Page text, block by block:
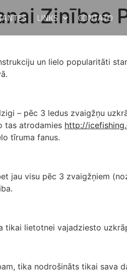
LINKS CONTATO
Zinības
un lielo popularitāti
– pēc 3 ledus zvaigžņu
tas atrodamies http://
tīruma fanus.
jau visu pēc 3 zvaigžņiem
lietotnei vajadziesto
tika nodrošināts tikai sava